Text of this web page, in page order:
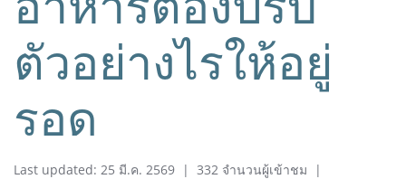
ตัวอย่างไรให้อยู่
รอด
Last updated: 25 มี.ค. 2569 | 332 จำนวนผู้เข้าชม |